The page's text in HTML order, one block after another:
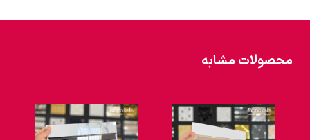
محصولات مشابه